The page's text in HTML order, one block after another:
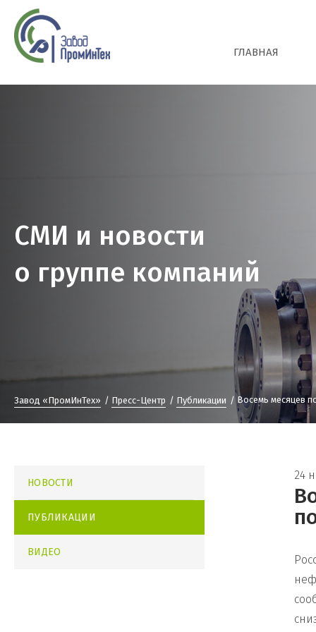
ГЛАВНАЯ
СМИ и новости
о группе компаний
Завод «ПромИнТех» Пресс-Центр Публикации Восемь месяцев
НОВОСТИ
ПУБЛИКАЦИИ
ВИДЕО
24